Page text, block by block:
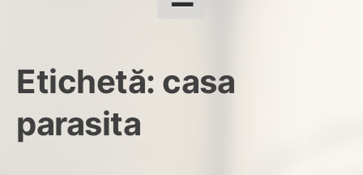
Etichetă: casa
parasita